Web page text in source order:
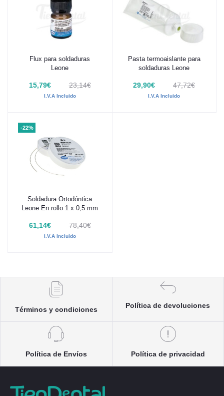
Añadir al carrito
Flux para soldaduras
Leone
15,79€ 23,14€
I.V.A Incluido
Añadir al carrito
Pasta termoaislante para
soldaduras Leone
29,90€ 47,72€
I.V.A Incluido
-22%
Añadir al carrito
Soldadura Ortodóntica
Leone En rollo 1 x 0,5 mm
61,14€ 78,40€
I.V.A Incluido
Términos y condiciones
Política de devoluciones
Política de Envíos Política de privacidad